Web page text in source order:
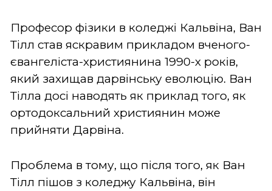
Професор фізики в коледжі Кальвіна, Ван
Тілл став яскравим прикладом вченого-
євангеліста-християнина 1990-х років,
який захищав дарвінську еволюцію. Ван
Тілла досі наводять як приклад того, як
ортодоксальний християнин може
прийняти Дарвіна.
Проблема в тому, що після того, як Ван
Тілл пішов з коледжу Кальвіна, він